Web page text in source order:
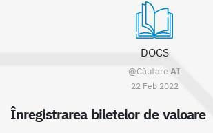
DOCS
@CăutareAI
22 Feb 2022
Înregistrarea biletelor de valoare